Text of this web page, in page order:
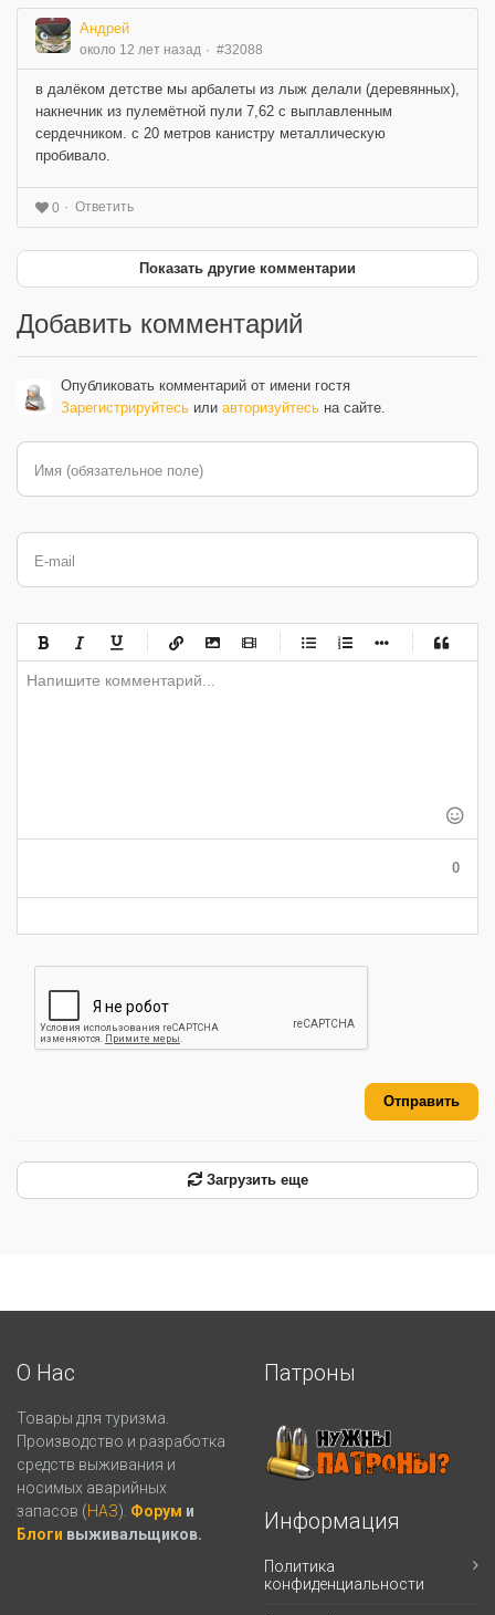
Андрей
около 12 лет назад #32088
в далёком детстве мы арбалеты из лыж делали (деревянных),
накнечник из пулемётной пули 7,62 с выплавленным
сердечником. с 20 метров канистру металлическую
пробивало.
0 Ответить
Показать другие комментарии
Добавить комментарий
Опубликовать комментарий от имени гостя
Зарегистрируйтесь или авторизуйтесь на сайте.
Имя (обязательное поле)
E-mail
-
-
-
0
Отправить
Загрузить еще
О Нас
Товары для туризма.
Производство и разработка
средств выживания и
носимых аварийных
запасов (НАЗ). Форум и
Блоги выживальщиков.
Патроны
Информация
Политика
конфиденциальности